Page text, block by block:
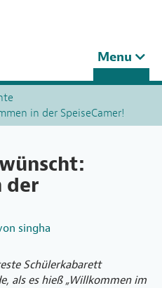
Toggle
navigation
Menu
in der SpeiseCamer!
der
singha
Schülerkabarett
als es hieß „Willkommen im